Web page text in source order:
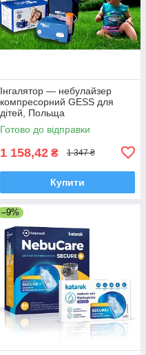
Інгалятор — небулайзер
компресорний GESS для
дітей, Польща
Готово до відправки
1 158,42 ₴ 1 347 ₴
Купити
–9%